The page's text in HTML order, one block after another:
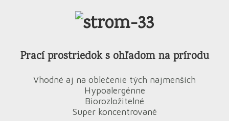
Prací prostriedok s ohľadom na prírodu
Vhodné aj na oblečenie tých najmenších
Hypoalergénne
Biorozložitelné
Super koncentrované